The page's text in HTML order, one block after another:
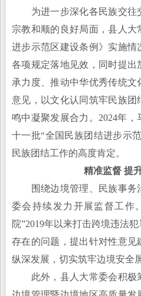
为进一步深化各民族交往
宗教和顺的良好局面，县人
进步示范区建设条例》实施情
各项规定落地见效，同时提
承力度、推动中华优秀传统
意见，以文化认同筑牢民族
鸣中凝聚发展合力。2024年
十一批“全国民族团结进步示
民族团结工作的高度肯定。
精准监督 提
围绕边境管理、民族事务
委会持续发力开展监督工作
院”2019年以来打击跨境违法
存在的问题，提出针对性意见
纵深发展，切实筑牢边境安全
此外，县人大常委会积极